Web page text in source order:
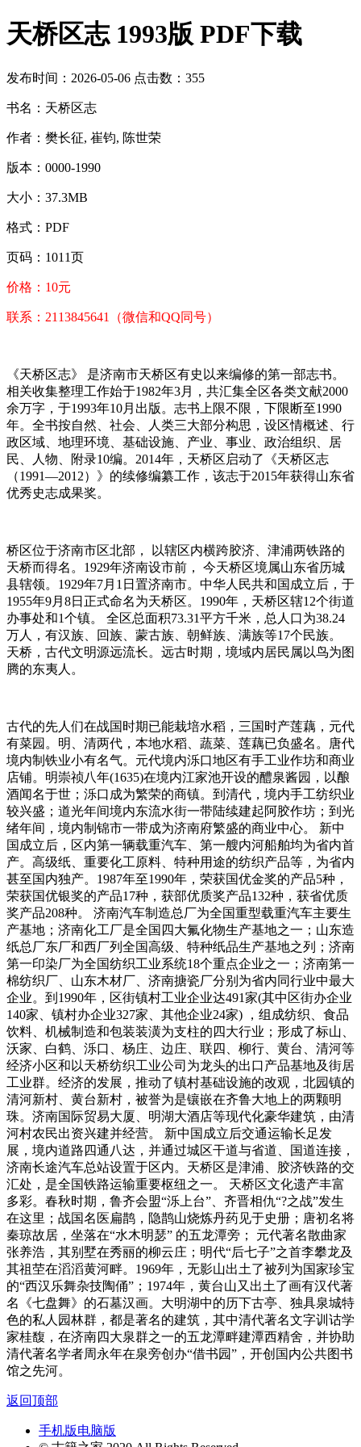
天桥区志 1993版 PDF下载
发布时间：2026-05-06 点击数：355
书名：天桥区志
作者：樊长征, 崔钧, 陈世荣
版本：0000-1990
大小：37.3MB
格式：PDF
页码：1011页
价格：10元
联系：2113845641（微信和QQ同号）
《天桥区志》 是济南市天桥区有史以来编修的第一部志书。
相关收集整理工作始于1982年3月，共汇集全区各类文献2000
余万字，于1993年10月出版。志书上限不限，下限断至1990
年。全书按自然、社会、人类三大部分构思，设区情概述、行
政区域、地理环境、基础设施、产业、事业、政治组织、居
民、人物、附录10编。2014年，天桥区启动了《天桥区志
（1991—2012）》的续修编纂工作，该志于2015年获得山东省
优秀史志成果奖。
桥区位于济南市区北部， 以辖区内横跨胶济、津浦两铁路的
天桥而得名。1929年济南设市前， 今天桥区境属山东省历城
县辖领。1929年7月1日置济南市。中华人民共和国成立后，于
1955年9月8日正式命名为天桥区。1990年，天桥区辖12个街道
办事处和1个镇。 全区总面积73.31平方千米，总人口为38.24
万人，有汉族、回族、蒙古族、朝鲜族、满族等17个民族。
天桥，古代文明源远流长。远古时期，境域内居民属以鸟为图
腾的东夷人。
古代的先人们在战国时期已能栽培水稻，三国时产莲藕，元代
有菜园。明、清两代，本地水稻、蔬菜、莲藕已负盛名。唐代
境内制铁业小有名气。元代境内泺口地区有手工业作坊和商业
店铺。明崇祯八年(1635)在境内江家池开设的醴泉酱园，以酿
酒闻名于世；泺口成为繁荣的商镇。到清代，境内手工纺织业
较兴盛；道光年间境内东流水街一带陆续建起阿胶作坊；到光
绪年间，境内制锦市一带成为济南府繁盛的商业中心。 新中
国成立后，区内第一辆载重汽车、第一艘内河船舶均为省内首
产。高级纸、重要化工原料、特种用途的纺织产品等，为省内
甚至国内独产。1987年至1990年，荣获国优金奖的产品5种，
荣获国优银奖的产品17种，获部优质奖产品132种，获省优质
奖产品208种。 济南汽车制造总厂为全国重型载重汽车主要生
产基地；济南化工厂是全国四大氟化物生产基地之一；山东造
纸总厂东厂和西厂列全国高级、特种纸品生产基地之列；济南
第一印染厂为全国纺织工业系统18个重点企业之一；济南第一
棉纺织厂、山东木材厂、济南搪瓷厂分别为省内同行业中最大
企业。到1990年，区街镇村工业企业达491家(其中区街办企业
140家、镇村办企业327家、其他企业24家) ，组成纺织、食品
饮料、机械制造和包装装潢为支柱的四大行业；形成了标山、
沃家、白鹤、泺口、杨庄、边庄、联四、柳行、黄台、清河等
经济小区和以天桥纺织工业公司为龙头的出口产品基地及街居
工业群。经济的发展，推动了镇村基础设施的改观，北园镇的
清河新村、黄台新村，被誉为是镶嵌在齐鲁大地上的两颗明
珠。济南国际贸易大厦、明湖大酒店等现代化豪华建筑，由清
河村农民出资兴建并经营。 新中国成立后交通运输长足发
展，境内道路四通八达，并通过城区干道与省道、国道连接，
济南长途汽车总站设置于区内。天桥区是津浦、胶济铁路的交
汇处，是全国铁路运输重要枢纽之一。 天桥区文化遗产丰富
多彩。春秋时期，鲁齐会盟“泺上台”、齐晋相仇“?之战”发生
在这里；战国名医扁鹊，隐鹊山烧炼丹药见于史册；唐初名将
秦琼故居，坐落在“水木明瑟” 的五龙潭旁； 元代著名散曲家
张养浩，其别墅在秀丽的柳云庄；明代“后七子”之首李攀龙及
其祖茔在滔滔黄河畔。1969年，无影山出土了被列为国家珍宝
的“西汉乐舞杂技陶俑”；1974年，黄台山又出土了画有汉代著
名《七盘舞》的石墓汉画。大明湖中的历下古亭、独具泉城特
色的私人园林群，都是著名的建筑，其中清代著名文字训诂学
家桂馥，在济南四大泉群之一的五龙潭畔建潭西精舍，并协助
清代著名学者周永年在泉旁创办“借书园”，开创国内公共图书
馆之先河。
返回顶部
手机版电脑版